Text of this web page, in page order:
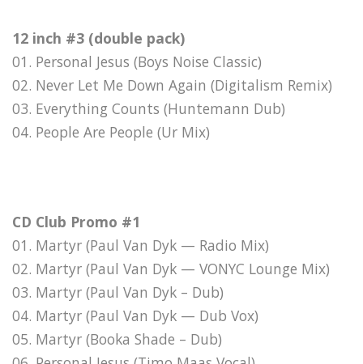
12 inch #3 (double pack)
01. Personal Jesus (Boys Noise Classic)
02. Never Let Me Down Again (Digitalism Remix)
03. Everything Counts (Huntemann Dub)
04. People Are People (Ur Mix)
CD Club Promo #1
01. Martyr (Paul Van Dyk — Radio Mix)
02. Martyr (Paul Van Dyk — VONYC Lounge Mix)
03. Martyr (Paul Van Dyk – Dub)
04. Martyr (Paul Van Dyk — Dub Vox)
05. Martyr (Booka Shade – Dub)